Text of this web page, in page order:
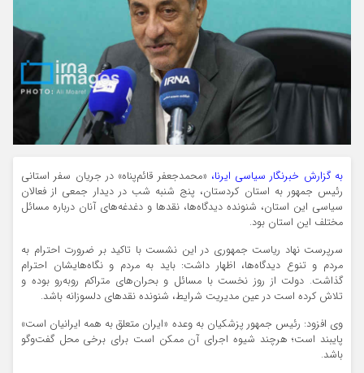
به گزارش خبرنگار سیاسی ایرنا، «محمدجعفر قائم‌پناه» در جریان سفر استانی
رئیس جمهور به استان کردستان، پنج شنبه شب در دیدار جمعی از فعالان
سیاسی این استان، شنونده دیدگاه‌ها، نقدها و دغدغه‌های آنان درباره مسائل
مختلف این استان بود.
سرپرست نهاد ریاست جمهوری در این نشست با تاکید بر ضرورت احترام به
مردم و تنوع دیدگاه‌ها، اظهار داشت: باید به مردم و نگاه‌هایشان احترام
گذاشت. دولت از روز نخست با مسائل و بحران‌های متراکم روبه‌رو بوده و
تلاش کرده است در عین مدیریت شرایط، شنونده نقدهای دلسوزانه باشد.
وی افزود: رئیس جمهور پزشکیان به وعده «ایران متعلق به همه ایرانیان است»
پایبند است؛ هرچند شیوه اجرای آن ممکن است برای برخی محل گفت‌وگو
باشد.